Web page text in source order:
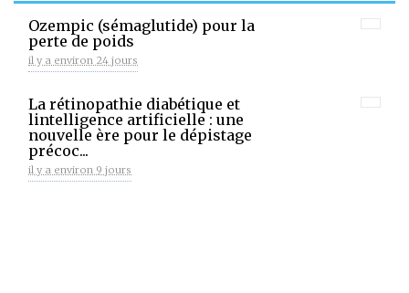
Ozempic (sémaglutide) pour la
perte de poids
il y a environ 24 jours
La rétinopathie diabétique et
lintelligence artificielle : une
nouvelle ère pour le dépistage
précoc...
il y a environ 9 jours